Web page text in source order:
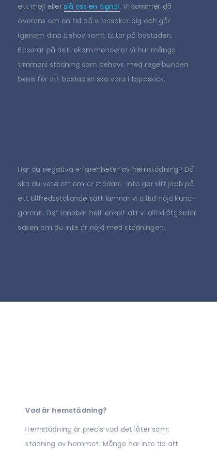
ett mejl eller slå oss en signal. Vi kommer då
överens om en tid då vi besöker dig och går
igenom dina behov samt tittar på bostaden.
Baserat på det rekommenderar vi hur många
timmars städning som behövs med regelbunden
basis för att bostaden ska vara i toppskick.
Har du negativa erfarenheter av hemstädning? Då
ska du veta att om er städare inte gör sitt jobb på
ett tillfredsställande sätt lämnar vi alltid nöjd kund-
garanti. Det innebär helt enkelt att vi alltid åtgärdar
saken om du inte är nöjd med städningen.
Vad är hemstädning?
Hemstädning är precis vad det låter som:
städning av hemmet. Många har inte tid att